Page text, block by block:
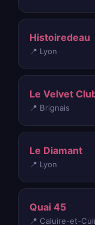
Histoiredeau
📍 Lyon
Le Velvet
📍 Brignais
Le Diamant
📍 Lyon
Quai 45
📍 Caluire-et-